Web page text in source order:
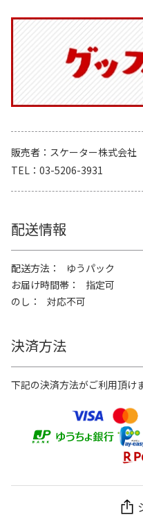
販売者
スケーター株式会社
TEL
03-5206-3931
配送情報
配送方法
ゆうパック
お届け時間帯
指定可
のし
対応不可
決済方法
下記の決済方法がご利用頂けま